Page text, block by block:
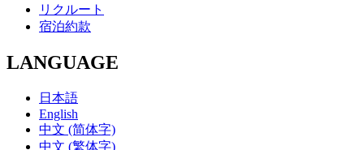
リクルート
宿泊約款
LANGUAGE
日本語
English
中文 (简体字)
中文 (繁体字)